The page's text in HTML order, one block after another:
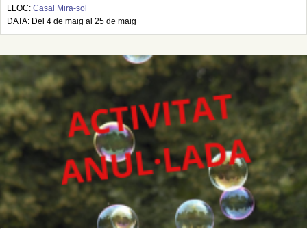
LLOC: Casal Mira-sol
DATA: Del 4 de maig al 25 de maig